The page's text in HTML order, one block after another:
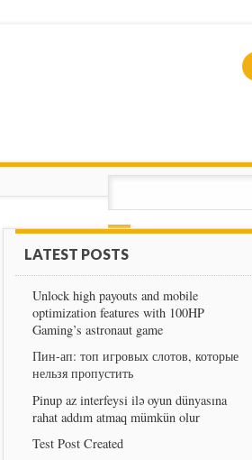
LATEST POSTS
Unlock high payouts and mobile
optimization features with 100HP
Gaming’s astronaut game
Пин-ап: топ игровых слотов, которые
нельзя пропустить
Pinup az interfeysi ilə oyun dünyasına
rahat addım atmaq mümkün olur
Test Post Created